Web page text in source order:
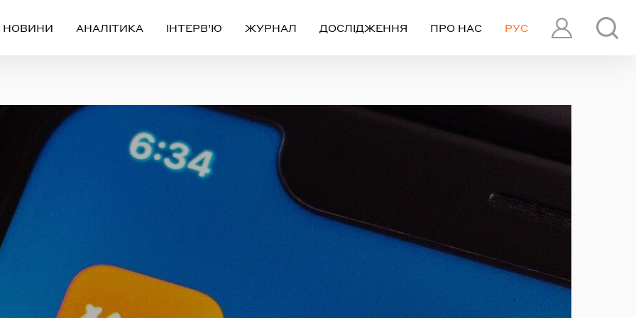
ПРОФІЛЬ
РУС
НОВИНИ АНАЛІТИКА ІНТЕРВ’Ю ЖУРНАЛ ДОСЛІДЖЕННЯ ПРО НАС
Реєстрація
ЧЕРЕЗ СОЦІАЛЬНІ МЕРЕЖІ
GOOGLE